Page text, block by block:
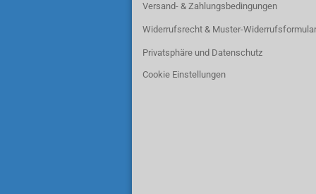
Versand- & Zahlungsbedingungen
Widerrufsrecht & Muster-Widerrufsformular
Privatsphäre und Datenschutz
Cookie Einstellungen